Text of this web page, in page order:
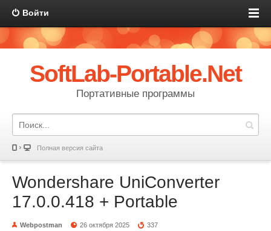
Войти
SoftLab-Portable.Net
Портативные программы
Полная версия сайта
Wondershare UniConverter
17.0.0.418 + Portable
Webpostman 26 октября 2025 337